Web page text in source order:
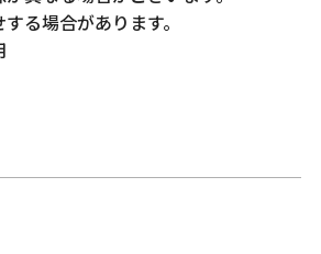
る場合があります。